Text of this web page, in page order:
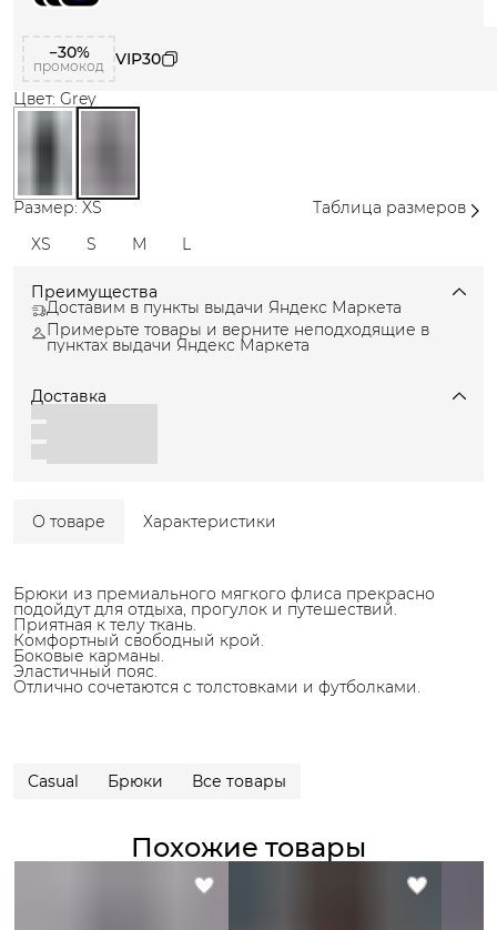
−30%
промокод
VIP30
Цвет: Grey
Размер: XS
Таблица размеров
XS
S M L
Преимущества
Доставим в пункты выдачи Яндекс Маркета
Примерьте товары и верните неподходящие в
пунктах выдачи Яндекс Маркета
Доставка
О товаре Характеристики
Брюки из премиального мягкого флиса прекрасно
подойдут для отдыха, прогулок и путешествий.
Приятная к телу ткань.
Комфортный свободный крой.
Боковые карманы.
Эластичный пояс.
Отлично сочетаются с толстовками и футболками.
Casual Брюки Все товары
Похожие товары